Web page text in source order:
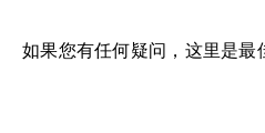
如果您有任何疑问，这里是最